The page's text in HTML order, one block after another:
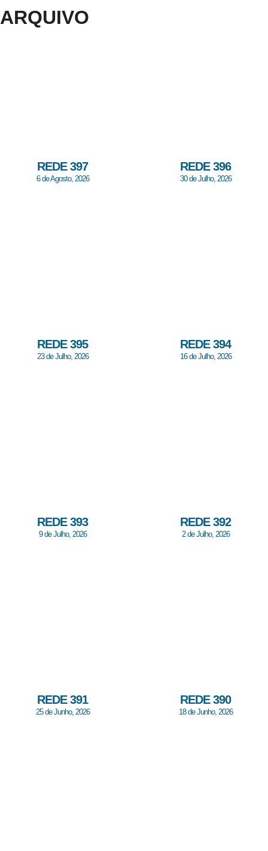
ARQUIVO
REDE 397
6 de Agosto, 2026
REDE 396
30 de Julho, 2026
REDE 395
23 de Julho, 2026
REDE 394
16 de Julho, 2026
REDE 393
9 de Julho, 2026
REDE 392
2 de Julho, 2026
REDE 391
25 de Junho, 2026
REDE 390
18 de Junho, 2026